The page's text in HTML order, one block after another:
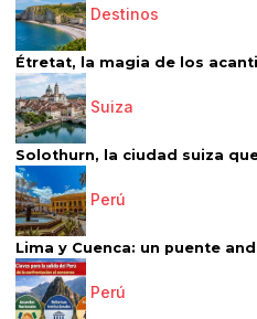
Destinos
Étretat, la magia de los
Suiza
Solothurn, la ciudad suiza
Perú
Lima y Cuenca: un puente
Perú